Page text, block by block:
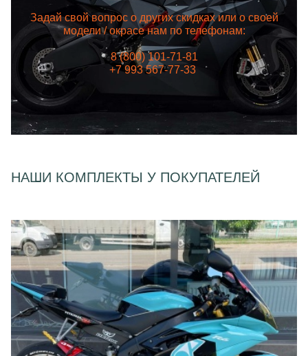
Задай свой вопрос о других скидках или о своей
модели / окрасе нам по телефонам:
8 (800) 101-71-81
+7 993 567-77-33
НАШИ КОМПЛЕКТЫ У ПОКУПАТЕЛЕЙ